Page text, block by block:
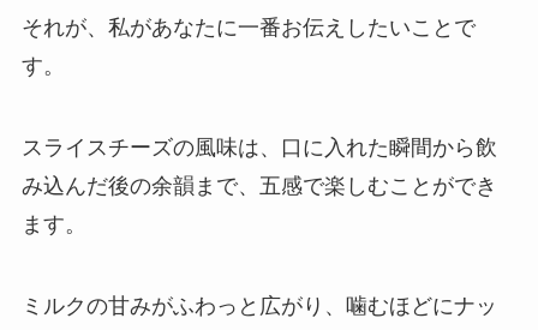
それが、私があなたに一番お伝えしたいことで
す。
スライスチーズの風味は、口に入れた瞬間から飲
み込んだ後の余韻まで、五感で楽しむことができ
ます。
ミルクの甘みがふわっと広がり、噛むほどにナッ